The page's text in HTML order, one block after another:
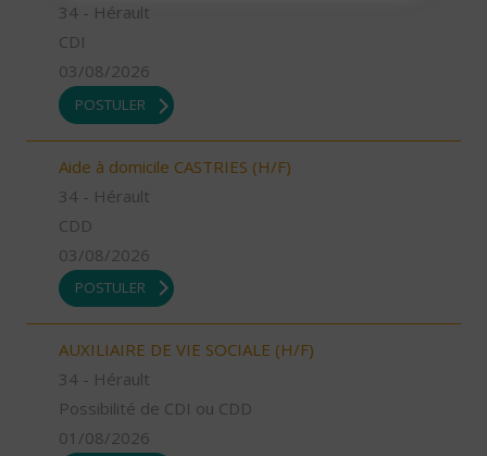
34 - Hérault
CDI
03/08/2026
POSTULER
Aide à domicile CASTRIES (H/F)
34 - Hérault
CDD
03/08/2026
POSTULER
AUXILIAIRE DE VIE SOCIALE (H/F)
34 - Hérault
Possibilité de CDI ou CDD
01/08/2026